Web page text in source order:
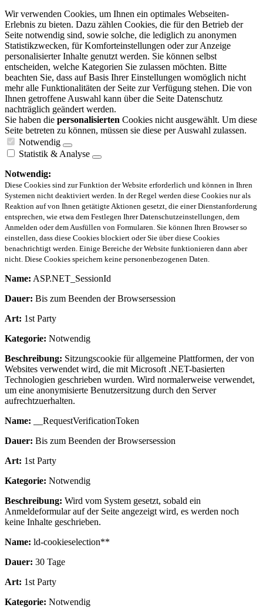
Wir verwenden Cookies, um Ihnen ein optimales Webseiten-
Erlebnis zu bieten. Dazu zählen Cookies, die für den Betrieb der
Seite notwendig sind, sowie solche, die lediglich zu anonymen
Statistikzwecken, für Komforteinstellungen oder zur Anzeige
personalisierter Inhalte genutzt werden. Sie können selbst
entscheiden, welche Kategorien Sie zulassen möchten. Bitte
beachten Sie, dass auf Basis Ihrer Einstellungen womöglich nicht
mehr alle Funktionalitäten der Seite zur Verfügung stehen. Die von
Ihnen getroffene Auswahl kann über die Seite Datenschutz
nachträglich geändert werden.
Sie haben die personalisierten Cookies nicht ausgewählt. Um diese
Seite betreten zu können, müssen sie diese per Auswahl zulassen.
Notwendig
Statistik & Analyse
Notwendig:
Diese Cookies sind zur Funktion der Website erforderlich und können in Ihren
Systemen nicht deaktiviert werden. In der Regel werden diese Cookies nur als
Reaktion auf von Ihnen getätigte Aktionen gesetzt, die einer Dienstanforderung
entsprechen, wie etwa dem Festlegen Ihrer Datenschutzeinstellungen, dem
Anmelden oder dem Ausfüllen von Formularen. Sie können Ihren Browser so
einstellen, dass diese Cookies blockiert oder Sie über diese Cookies
benachrichtigt werden. Einige Bereiche der Website funktionieren dann aber
nicht. Diese Cookies speichern keine personenbezogenen Daten.
Name: ASP.NET_SessionId
Dauer: Bis zum Beenden der Browsersession
Art: 1st Party
Kategorie: Notwendig
Beschreibung: Sitzungscookie für allgemeine Plattformen, der von
Websites verwendet wird, die mit Microsoft .NET-basierten
Technologien geschrieben wurden. Wird normalerweise verwendet,
um eine anonymisierte Benutzersitzung durch den Server
aufrechtzuerhalten.
Name: __RequestVerificationToken
Dauer: Bis zum Beenden der Browsersession
Art: 1st Party
Kategorie: Notwendig
Beschreibung: Wird vom System gesetzt, sobald ein
Anmeldeformular auf der Seite angezeigt wird, es werden noch
keine Inhalte geschrieben.
Name: ld-cookieselection**
Dauer: 30 Tage
Art: 1st Party
Kategorie: Notwendig